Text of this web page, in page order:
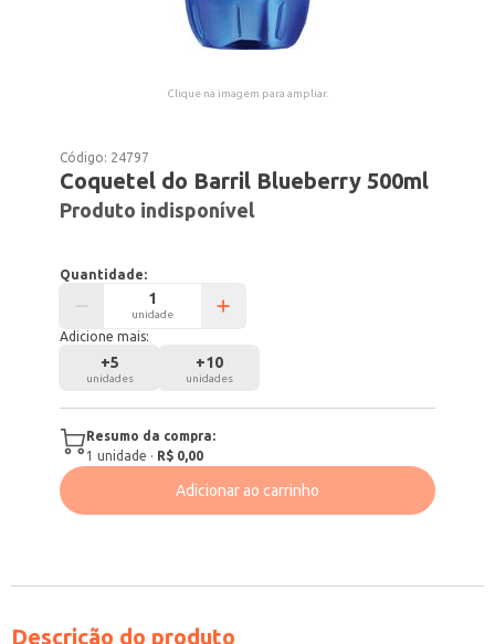
Clique na imagem para ampliar.
Código: 24797
Coquetel do Barril Blueberry 500ml
Produto indisponível
Quantidade:
unidade
Adicione mais:
+5
unidades
+10
unidades
Resumo da compra:
1 unidade · R$ 0,00
Adicionar ao carrinho
Descrição do produto